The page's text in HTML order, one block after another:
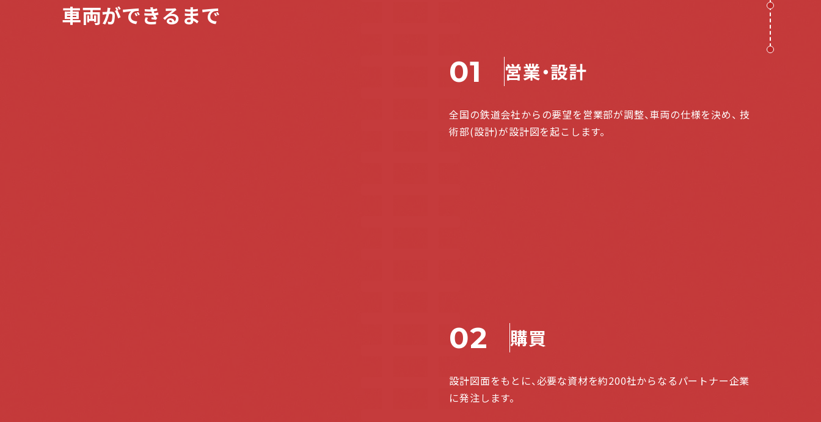
車両ができるまで
01 営業・設計
全国の鉄道会社からの要望を営業部が調整、車両の仕様を決め、 技
術部(設計)が設計図を起こします。
02 購買
設計図面をもとに、必要な資材を約200社からなるパートナー企業
に発注します。